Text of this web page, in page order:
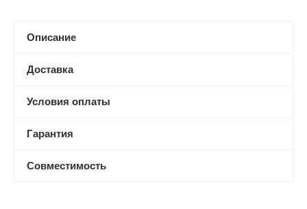
Описание
Доставка
Условия оплаты
Гарантия
Совместимость